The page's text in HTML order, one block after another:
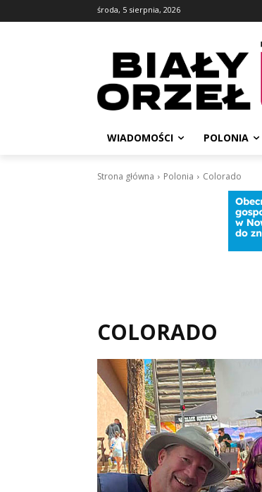
środa, 5 sierpnia, 2026
WIADOMOŚCI POLONIA
Strona główna Polonia Colorado
COLORADO